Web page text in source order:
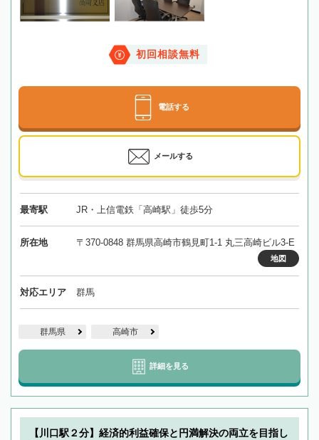
初回相談無料
電話する
メールする
最寄駅 JR・上信電鉄「高崎駅」徒歩5分
所在地 〒370-0848 群馬県高崎市鶴見町1-1 丸三高崎ビル3-E
地図
対応エリア 群馬
群馬県 高崎市
詳細を見る
【川口駅２分】経済的利益確保と円満解決の両立を目指し